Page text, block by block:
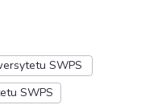
SWPS
SWPS